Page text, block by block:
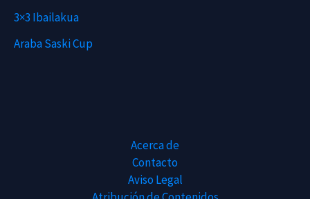
400
Deportistas
3×3 Ibailakua
Araba Saski Cup
Acerca de
Contacto
Aviso Legal